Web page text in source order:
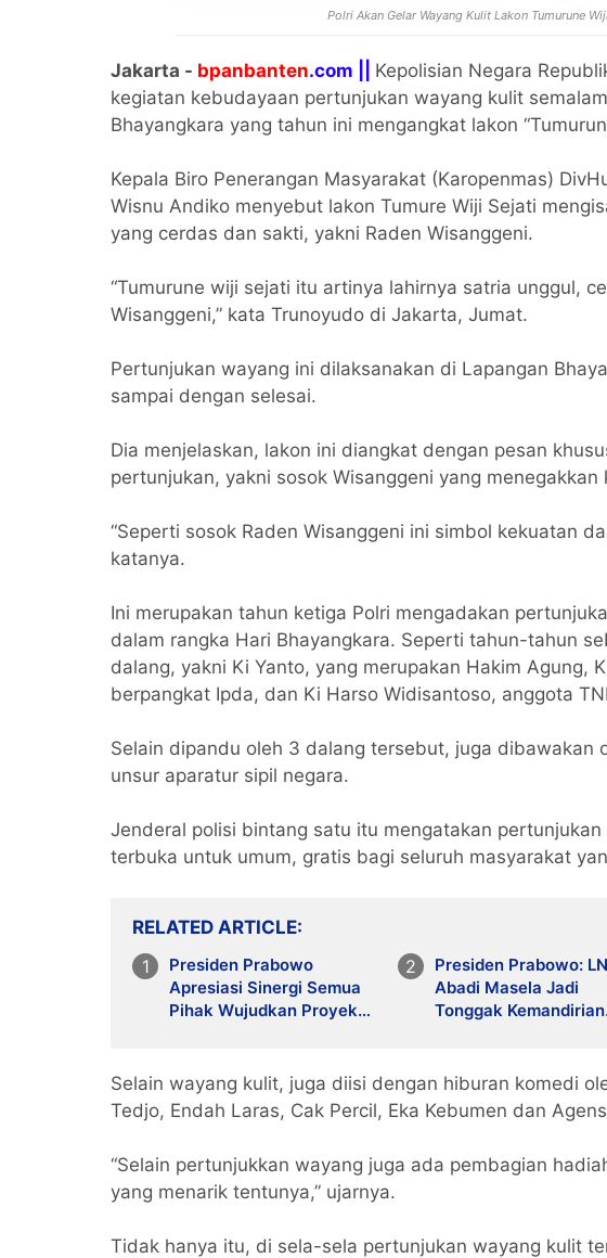
Polri Akan Gelar Wayang Kulit Lakon Tumurune
Jakarta - bpanbanten.com || Kepolisian Negara
kegiatan kebudayaan pertunjukan wayang kulit
Bhayangkara yang tahun ini mengangkat lakon
Kepala Biro Penerangan Masyarakat (Karopenmas)
Wisnu Andiko menyebut lakon Tumure Wiji Sejati
yang cerdas dan sakti, yakni Raden Wisanggeni.
“Tumurune wiji sejati itu artinya lahirnya satria unggul,
Wisanggeni,” kata Trunoyudo di Jakarta, Jumat.
Pertunjukan wayang ini dilaksanakan di Lapangan
sampai dengan selesai.
Dia menjelaskan, lakon ini diangkat dengan pesan
pertunjukan, yakni sosok Wisanggeni yang
“Seperti sosok Raden Wisanggeni ini simbol kekuatan
katanya.
Ini merupakan tahun ketiga Polri mengadakan
dalam rangka Hari Bhayangkara. Seperti tahun-tahun
dalang, yakni Ki Yanto, yang merupakan Hakim Agung,
berpangkat Ipda, dan Ki Harso Widisantoso, anggota
Selain dipandu oleh 3 dalang tersebut, juga dibawakan
unsur aparatur sipil negara.
Jenderal polisi bintang satu itu mengatakan
terbuka untuk umum, gratis bagi seluruh masyarakat
RELATED ARTICLE
Presiden Prabowo
Apresiasi Sinergi Semua
Pihak Wujudkan Proyek
Presiden Prabowo:
Abadi Masela Jadi
Tonggak Kemandirian
Selain wayang kulit, juga diisi dengan hiburan komedi
Tedjo, Endah Laras, Cak Percil, Eka Kebumen dan
“Selain pertunjukkan wayang juga ada pembagian
yang menarik tentunya,” ujarnya.
Tidak hanya itu, di sela-sela pertunjukan wayang kulit